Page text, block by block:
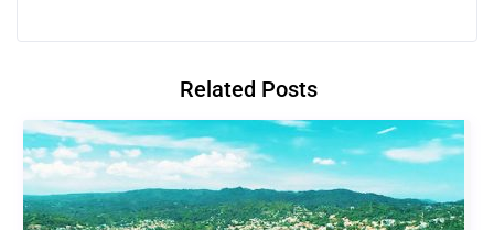
Related Posts